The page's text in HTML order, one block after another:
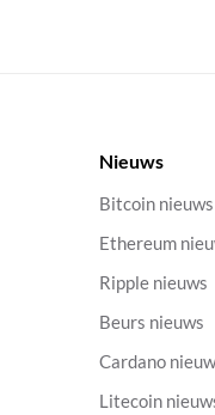
Nieuws
Bitcoin nieuws
Ethereum
Ripple nieuws
Beurs nieuws
Cardano
Litecoin